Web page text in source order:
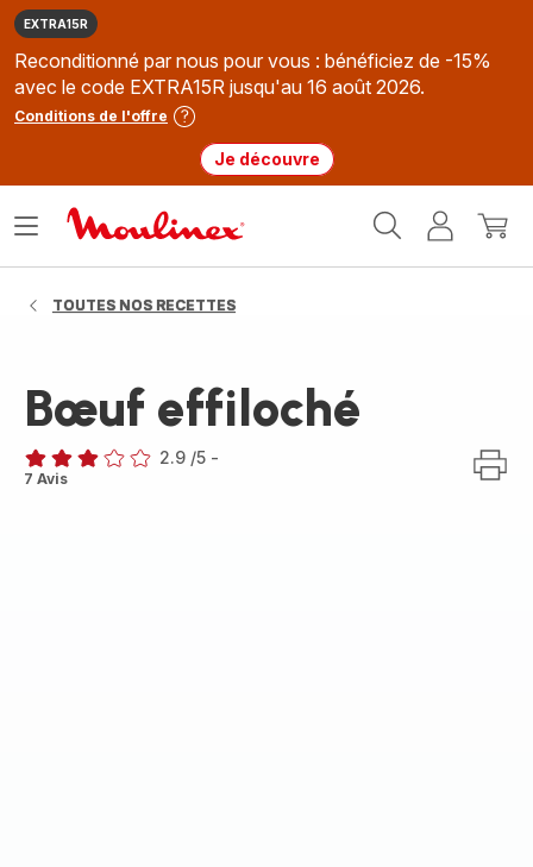
EXTRA15R
Reconditionné par nous pour vous : bénéficiez de -15%
avec le code EXTRA15R jusqu'au 16 août 2026.
Conditions de l'offre
Je découvre
MonMon
Ouvrir
TOUTES NOS RECETTES
Bœuf effiloché
ratings.2.9
2.9 /5 -
7 Avis